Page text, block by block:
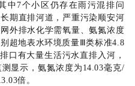
中7个小区仍存在雨污混排问
期直排河道，严重污染顺安河
外排水化学需氧量、氨氮浓度
超地表水环境质量Ⅲ类标准4.8
口有大量生活污水直排入河，
显示，氨氮浓度为14.03毫克/
倍。